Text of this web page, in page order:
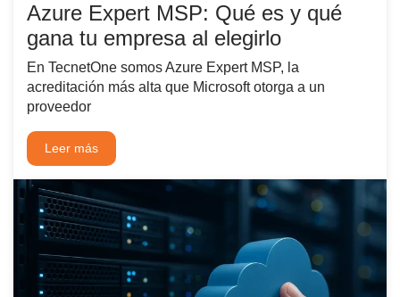
Azure Expert MSP: Qué es y qué
gana tu empresa al elegirlo
En TecnetOne somos Azure Expert MSP, la
acreditación más alta que Microsoft otorga a un
proveedor
Leer más